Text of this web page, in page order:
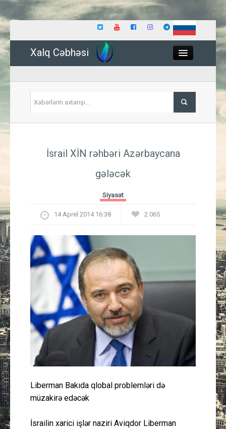
Xalq Cəbhəsi
İqtisadiyyat
Güney Azərbaycan
Müsahibə
İdman
Layihə
Gündəm
Peşə etikası
İsrail XİN rəhbəri Azərbaycana
gələcək
Siyasət
14 Aprel 2014 16:38 2 065
Liberman Bakıda qlobal problemləri də
müzakirə edəcək
İsrailin xarici işlər naziri Aviqdor Liberman